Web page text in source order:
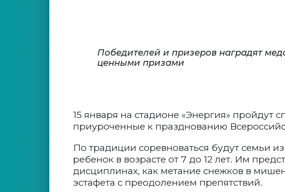
Победителей и призеров наградят
ценными призами
15 января на стадионе «Энергия» пройдут
приуроченные к празднованию
По традиции соревноваться будут семьи
ребенок в возрасте от 7 до 12 лет. Им
дисциплинах, как метание снежков в
эстафета с преодолением препятствий.